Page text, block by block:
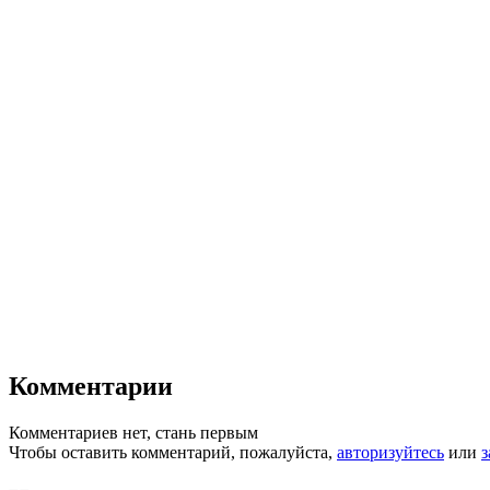
Комментарии
Комментариев нет, стань первым
Чтобы оставить комментарий, пожалуйста, авторизуйтесь или